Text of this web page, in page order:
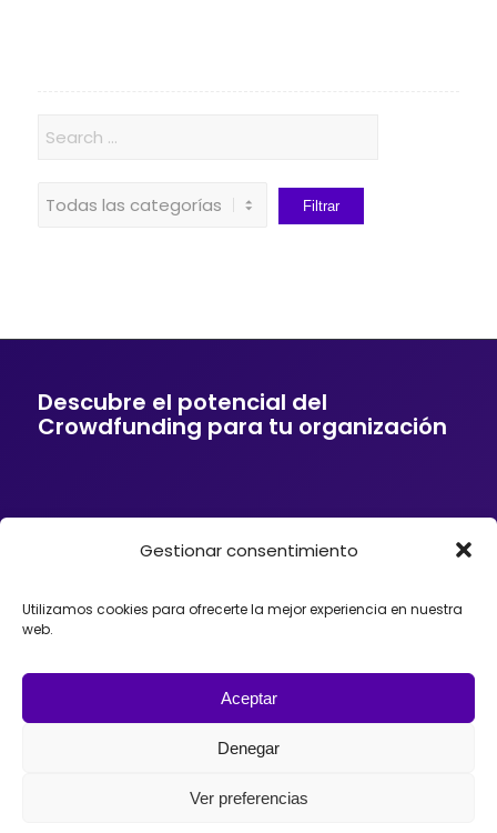
Gestionar consentimiento
Utilizamos cookies para ofrecerte la mejor experiencia en nuestra
web.
Aceptar
Denegar
Ver preferencias
Descubre el potencial del
Crowdfunding para tu organización
Si tu empresa o entidad quiere ofrecer a sus
fundraising, podemos ayudarte. Trabajamos con
organizaciones que desean incorporar el
proyectos, diseñando estrategias y
acompañando el lanzamiento de campañas con
éxito en España, México o Argentina.